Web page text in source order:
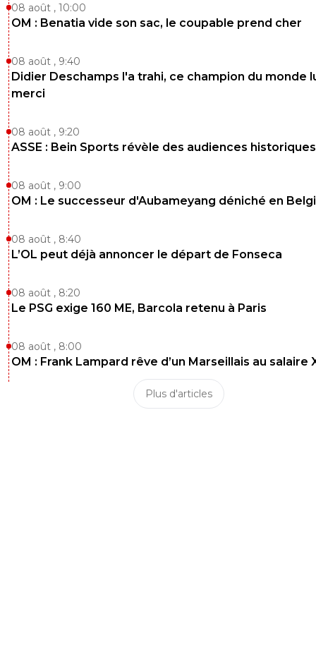
08 août , 10:00
OM : Benatia vide son sac, le coupable prend cher
08 août , 9:40
Didier Deschamps l'a trahi, ce champion du monde
merci
08 août , 9:20
ASSE : Bein Sports révèle des audiences historiques
08 août , 9:00
OM : Le successeur d'Aubameyang déniché en
08 août , 8:40
L’OL peut déjà annoncer le départ de Fonseca
08 août , 8:20
Le PSG exige 160 ME, Barcola retenu à Paris
08 août , 8:00
OM : Frank Lampard rêve d’un Marseillais au salaire
Plus d'articles